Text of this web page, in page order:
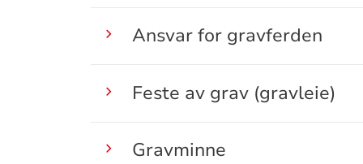
Ansvar for gravferden
Feste av grav (gravleie)
Gravminne